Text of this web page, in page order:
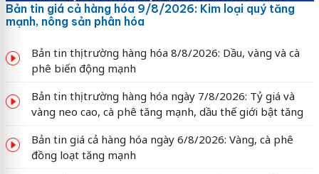
Bản tin giá cả hàng hóa 9/8/2026: Kim loại quý tăng
mạnh, nông sản phân hóa
Bản tin thị trường hàng hóa 8/8/2026: Dầu, vàng và cà
phê biến động mạnh
Bản tin thị trường hàng hóa ngày 7/8/2026: Tỷ giá và
vàng neo cao, cà phê tăng mạnh, dầu thế giới bật tăng
Bản tin giá cả hàng hóa ngày 6/8/2026: Vàng, cà phê
đồng loạt tăng mạnh